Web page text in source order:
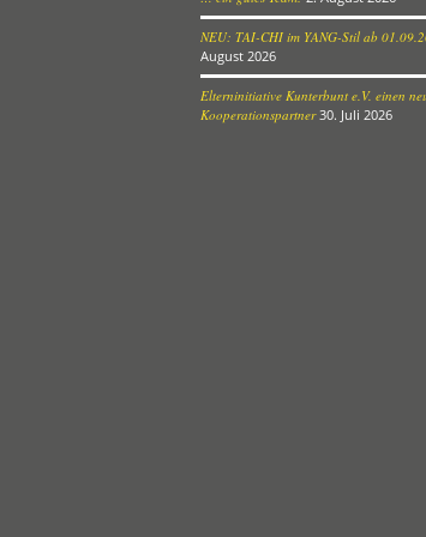
NEU: TAI-CHI im YANG-Stil ab
August 2026
Elterninitiative Kunterbunt e.V. einen
Kooperationspartner 30. Juli 2026